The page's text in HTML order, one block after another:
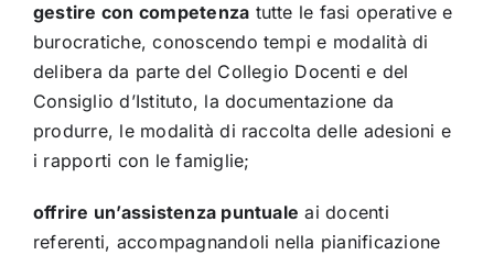
gestire con competenza tutte le fasi operative e
burocratiche, conoscendo tempi e modalità di
delibera da parte del Collegio Docenti e del
Consiglio d’Istituto, la documentazione da
produrre, le modalità di raccolta delle adesioni e
i rapporti con le famiglie;
offrire un’assistenza puntuale ai docenti
referenti, accompagnandoli nella pianificazione